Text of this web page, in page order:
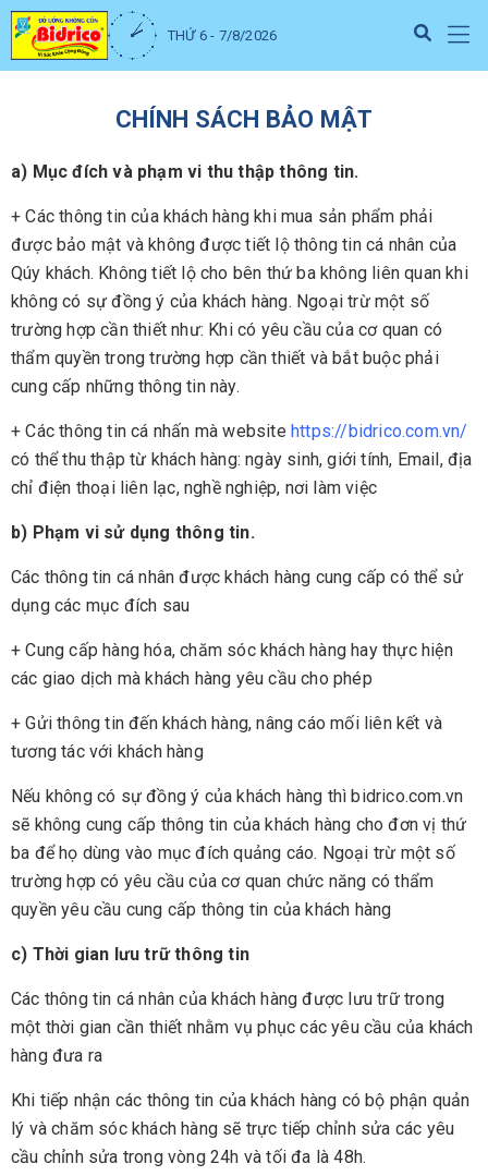
THỨ 6 - 7/8/2026
CHÍNH SÁCH BẢO MẬT
a) Mục đích và phạm vi thu thập thông tin.
+ Các thông tin của khách hàng khi mua sản phẩm phải
được bảo mật và không được tiết lộ thông tin cá nhân của
Qúy khách. Không tiết lộ cho bên thứ ba không liên quan khi
không có sự đồng ý của khách hàng. Ngoại trừ một số
trường hợp cần thiết như: Khi có yêu cầu của cơ quan có
thẩm quyền trong trường hợp cần thiết và bắt buộc phải
cung cấp những thông tin này.
+ Các thông tin cá nhấn mà website https://bidrico.com.vn/
có thể thu thập từ khách hàng: ngày sinh, giới tính, Email, địa
chỉ điện thoại liên lạc, nghề nghiệp, nơi làm việc
b) Phạm vi sử dụng thông tin.
Các thông tin cá nhân được khách hàng cung cấp có thể sử
dụng các mục đích sau
+ Cung cấp hàng hóa, chăm sóc khách hàng hay thực hiện
các giao dịch mà khách hàng yêu cầu cho phép
+ Gửi thông tin đến khách hàng, nâng cáo mối liên kết và
tương tác với khách hàng
Nếu không có sự đồng ý của khách hàng thì bidrico.com.vn
sẽ không cung cấp thông tin của khách hàng cho đơn vị thứ
ba để họ dùng vào mục đích quảng cáo. Ngoại trừ một số
trường hợp có yêu cầu của cơ quan chức năng có thẩm
quyền yêu cầu cung cấp thông tin của khách hàng
c) Thời gian lưu trữ thông tin
Các thông tin cá nhân của khách hàng được lưu trữ trong
một thời gian cần thiết nhằm vụ phục các yêu cầu của khách
hàng đưa ra
Khi tiếp nhận các thông tin của khách hàng có bộ phận quản
lý và chăm sóc khách hàng sẽ trực tiếp chỉnh sửa các yêu
cầu chỉnh sửa trong vòng 24h và tối đa là 48h.